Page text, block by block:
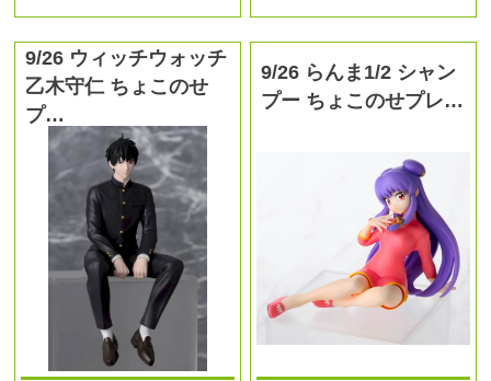
9/26 ウィッチウォッチ
乙木守仁 ちょこのせ
プ…
9/26 らんま1/2 シャン
プー ちょこのせプレ…